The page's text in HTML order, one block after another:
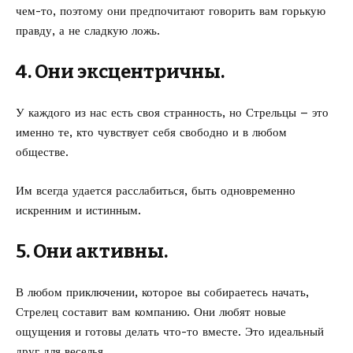
чем-то, поэтому они предпочитают говорить вам горькую
правду, а не сладкую ложь.
4. Они эксцентричны.
У каждого из нас есть своя странность, но Стрельцы – это
именно те, кто чувствует себя свободно и в любом
обществе.
Им всегда удается расслабиться, быть одновременно
искренним и истинным.
5. Они активны.
В любом приключении, которое вы собираетесь начать,
Стрелец составит вам компанию. Они любят новые
ощущения и готовы делать что-то вместе. Это идеальный